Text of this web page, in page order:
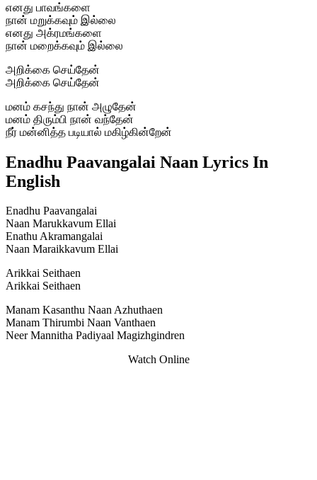
எனது பாவங்களை
நான் மறுக்கவும் இல்லை
எனது அக்ரமங்களை
நான் மறைக்கவும் இல்லை
அறிக்கை செய்தேன்
அறிக்கை செய்தேன்
மனம் கசந்து நான் அழுதேன்
மனம் திரும்பி நான் வந்தேன்
நீர் மன்னித்த படியால் மகிழ்கின்றேன்
Enadhu Paavangalai Naan Lyrics In
English
Enadhu Paavangalai
Naan Marukkavum Ellai
Enathu Akramangalai
Naan Maraikkavum Ellai
Arikkai Seithaen
Arikkai Seithaen
Manam Kasanthu Naan Azhuthaen
Manam Thirumbi Naan Vanthaen
Neer Mannitha Padiyaal Magizhgindren
Watch Online